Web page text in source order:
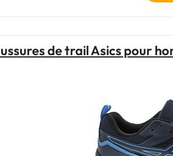
de trail Asics pour